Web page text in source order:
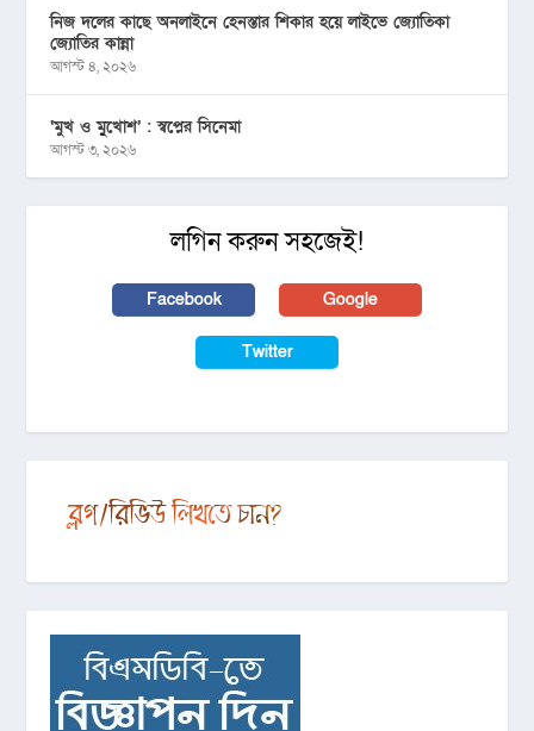
নিজ দলের কাছে অনলাইনে হেনস্তার শিকার হয়ে লাইভে জ্যোতিকা
জ্যোতির কান্না
আগস্ট ৪, ২০২৬
‘মুখ ও মু্খোশ’ : স্বপ্নের সিনেমা
আগস্ট ৩, ২০২৬
লগিন করুন সহজেই!
Facebook Google
Twitter